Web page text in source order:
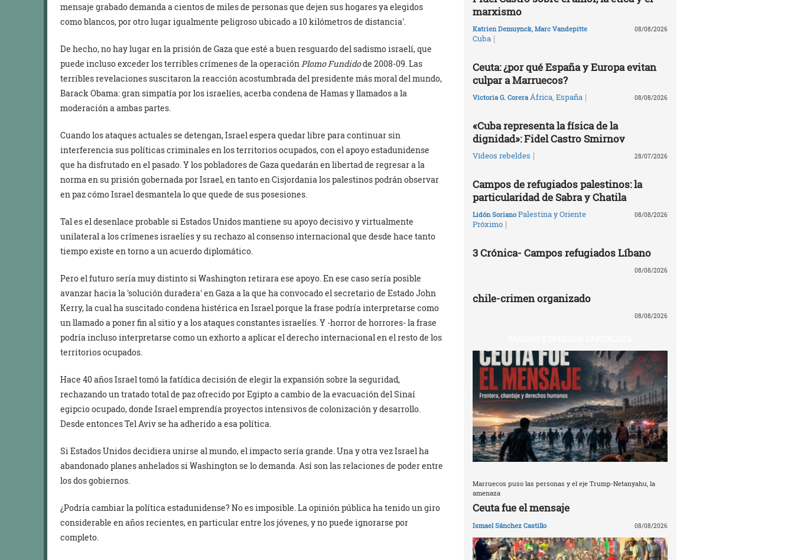
mensaje grabado demanda a cientos de miles de personas que dejen sus hogares ya elegidos
como blancos, por otro lugar igualmente peligroso ubicado a 10 kilómetros de distancia .
De hecho, no hay lugar en la prisión de Gaza que esté a buen resguardo del sadismo israelí, que
puede incluso exceder los terribles crímenes de la operaciónPlomo Fundidode 2008-09. Las
terribles revelaciones suscitaron la reacción acostumbrada del presidente más moral del mundo,
Barack Obama: gran simpatía por los israelíes, acerba condena de Hamas y llamados a la
moderación a ambas partes.
Cuando los ataques actuales se detengan, Israel espera quedar libre para continuar sin
interferencia sus políticas criminales en los territorios ocupados, con el apoyo estadunidense
que ha disfrutado en el pasado. Y los pobladores de Gaza quedarán en libertad de regresar a la
norma en su prisión gobernada por Israel, en tanto en Cisjordania los palestinos podrán observar
en paz cómo Israel desmantela lo que quede de sus posesiones.
Tal es el desenlace probable si Estados Unidos mantiene su apoyo decisivo y virtualmente
unilateral a los crímenes israelíes y su rechazo al consenso internacional que desde hace tanto
tiempo existe en torno a un acuerdo diplomático.
Pero el futuro sería muy distinto si Washington retirara ese apoyo. En ese caso sería posible
avanzar hacia la solución duradera en Gaza a la que ha convocado el secretario de Estado John
Kerry, la cual ha suscitado condena histérica en Israel porque la frase podría interpretarse como
un llamado a poner fin al sitio y a los ataques constantes israelíes. Y -horror de horrores- la frase
podría incluso interpretarse como un exhorto a aplicar el derecho internacional en el resto de los
territorios ocupados.
Hace 40 años Israel tomó la fatídica decisión de elegir la expansión sobre la seguridad,
rechazando un tratado total de paz ofrecido por Egipto a cambio de la evacuación del Sinaí
egipcio ocupado, donde Israel emprendía proyectos intensivos de colonización y desarrollo.
Desde entonces Tel Aviv se ha adherido a esa política.
Si Estados Unidos decidiera unirse al mundo, el impacto sería grande. Una y otra vez Israel ha
abandonado planes anhelados si Washington se lo demanda. Así son las relaciones de poder entre
los dos gobiernos.
¿Podría cambiar la política estadunidense? No es imposible. La opinión pública ha tenido un giro
considerable en años recientes, en particular entre los jóvenes, y no puede ignorarse por
completo.
marxismo
Katrien Demuynck, Marc Vandepitte
Cuba|
08/08/2026
Ceuta: ¿por qué España y Europa evitan
culpar a Marruecos?
Victoria G. Corera África, España| 08/08/2026
«Cuba representa la física de la
dignidad»: Fidel Castro Smirnov
Vídeos rebeldes | 28/07/2026
Campos de refugiados palestinos: la
particularidad de Sabra y Chatila
Lidón Soriano Palestina y Oriente
Próximo|
08/08/2026
3 Crónica- Campos refugiados Líbano
08/08/2026
chile-crimen organizado
08/08/2026
Marruecos puso las personas y el eje Trump-Netanyahu, la
amenaza
Ceuta fue el mensaje
Ismael Sánchez Castillo 08/08/2026